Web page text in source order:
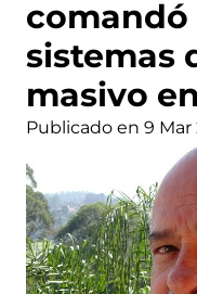
sistemas
masivo
Publicado en 9 Mar